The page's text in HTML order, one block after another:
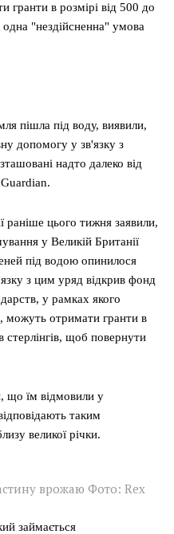
в розмірі від 500 до
одна "нездійсненна" умова
пішла під воду, виявили,
допомогу у зв'язку з
надто далеко від
раніше цього тижня заявили,
у Великій Британії
під водою опинилося
з цим уряд відкрив фонд
у рамках якого
можуть отримати гранти в
стерлінгів, щоб повернути
що їм відмовили у
таким
великої річки.
врожаю Фото: Rex
займається